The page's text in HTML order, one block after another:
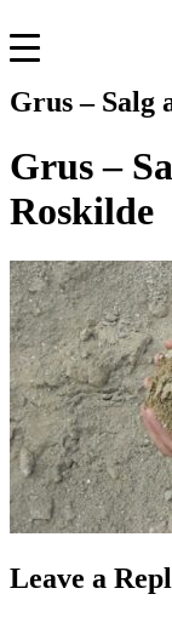
to
content
​Grus – Salg
​Grus –
Roskilde
Leave a